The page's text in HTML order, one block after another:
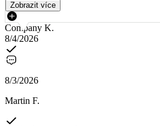
Zobrazit více
Company K.
8/4/2026
8/3/2026
Martin F.